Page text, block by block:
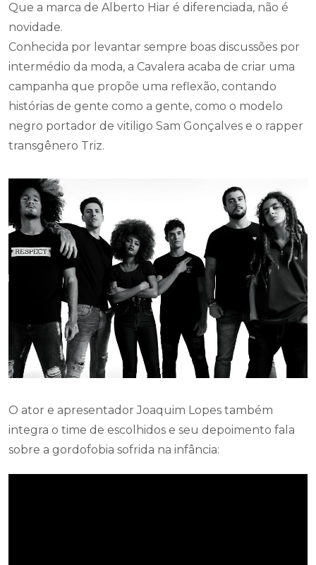
Que a marca de Alberto Hiar é diferenciada, não é
novidade.
Conhecida por levantar sempre boas discussões por
intermédio da moda, a Cavalera acaba de criar uma
campanha que propõe uma reflexão, contando
histórias de gente como a gente, como o modelo
negro portador de vitiligo Sam Gonçalves e o rapper
transgênero Triz.
O ator e apresentador Joaquim Lopes também
integra o time de escolhidos e seu depoimento fala
sobre a gordofobia sofrida na infância: